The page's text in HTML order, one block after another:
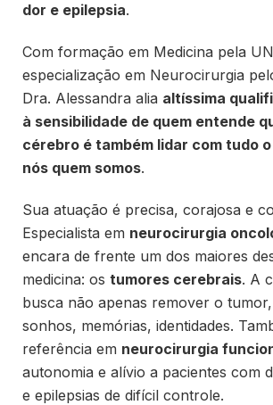
dor e epilepsia.
Com formação em Medicina pela
especialização em Neurocirurgia
Dra. Alessandra alia altíssima
à sensibilidade de quem entende
cérebro é também lidar com tudo
nós quem somos.
Sua atuação é precisa, corajosa e
Especialista em neurocirurgia
encara de frente um dos maiores
medicina: os tumores cerebrais. A
busca não apenas remover o
sonhos, memórias, identidades.
referência em neurocirurgia
autonomia e alívio a pacientes com
e epilepsias de difícil controle.